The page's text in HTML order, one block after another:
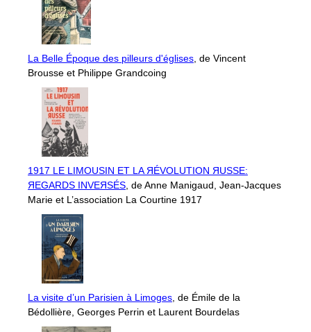
La Belle Époque des pilleurs d'églises, de Vincent
Brousse et Philippe Grandcoing
1917 LE LIMOUSIN ET LA ЯÉVOLUTION ЯUSSE:
ЯEGARDS INVEЯSÉS, de Anne Manigaud, Jean-Jacques
Marie et L’association La Courtine 1917
La visite d’un Parisien à Limoges, de Émile de la
Bédollière, Georges Perrin et Laurent Bourdelas